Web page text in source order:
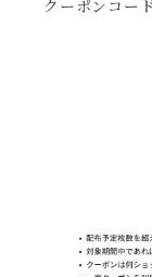
クーポンコー